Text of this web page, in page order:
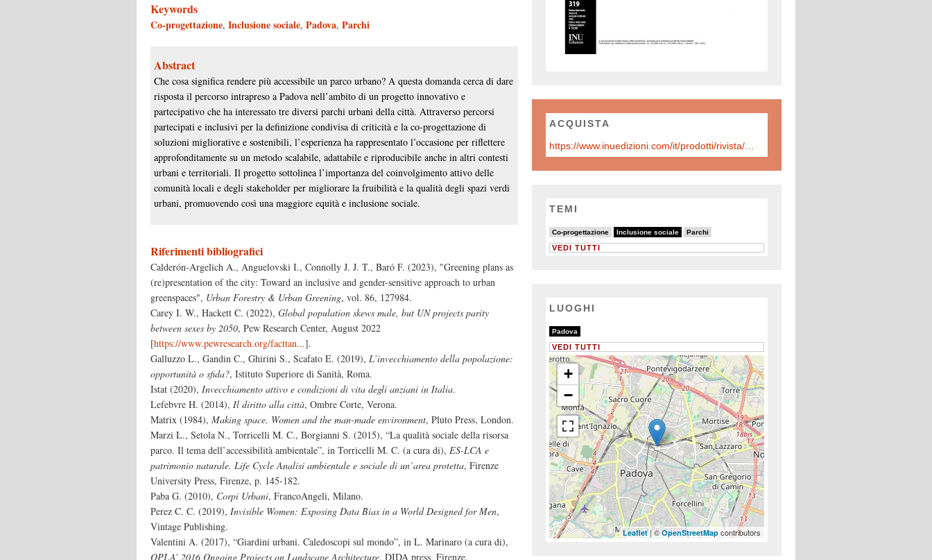
Keywords
Co-progettazione, Inclusione sociale, Padova, Parchi
Abstract
Che cosa significa rendere più accessibile un parco urbano? A questa domanda cerca di dare
risposta il percorso intrapreso a Padova nell’ambito di un progetto innovativo e
partecipativo che ha interessato tre diversi parchi urbani della città. Attraverso percorsi
partecipati e inclusivi per la definizione condivisa di criticità e la co-progettazione di
soluzioni migliorative e sostenibili, l’esperienza ha rappresentato l’occasione per riflettere
approfonditamente su un metodo scalabile, adattabile e riproducibile anche in altri contesti
urbani e territoriali. Il progetto sottolinea l’importanza del coinvolgimento attivo delle
comunità locali e degli stakeholder per migliorare la fruibilità e la qualità degli spazi verdi
urbani, promuovendo così una maggiore equità e inclusione sociale.
Riferimenti bibliografici
Calderón-Argelich A., Anguelovski I., Connolly J. J. T., Baró F. (2023), "Greening plans as
(re)presentation of the city: Toward an inclusive and gender-sensitive approach to urban
greenspaces", Urban Forestry & Urban Greening, vol. 86, 127984.
Carey I. W., Hackett C. (2022), Global population skews male, but UN projects parity
between sexes by 2050, Pew Research Center, August 2022
[https://www.pewresearch.org/facttan...].
Galluzzo L., Gandin C., Ghirini S., Scafato E. (2019), L’invecchiamento della popolazione:
opportunità o sfida?, Istituto Superiore di Sanità, Roma.
Istat (2020), Invecchiamento attivo e condizioni di vita degli anziani in Italia.
Lefebvre H. (2014), Il diritto alla città, Ombre Corte, Verona.
Matrix (1984), Making space. Women and the man-made environment, Pluto Press, London.
Marzi L., Setola N., Torricelli M. C., Borgianni S. (2015), “La qualità sociale della risorsa
parco. Il tema dell’accessibilità ambientale”, in Torricelli M. C. (a cura di), ES-LCA e
patrimonio naturale. Life Cycle Analisi ambientale e sociale di un’area protetta, Firenze
University Press, Firenze, p. 145-182.
Paba G. (2010), Corpi Urbani, FrancoAngeli, Milano.
Perez C. C. (2019), Invisible Women: Exposing Data Bias in a World Designed for Men,
Vintage Publishing.
Valentini A. (2017), “Giardini urbani. Caledoscopi sul mondo”, in L. Marinaro (a cura di),
OPLA’ 2016 Ongoing Projects on Landscape Architecture, DIDA press, Firenze.
ACQUISTA
TEMI
Co-progettazione
4/26 Inclusione sociale
26/26 Parchi
6/26
VEDI TUTTI
LUOGHI
Padova
2/2
VEDI TUTTI
+
−
Leaflet| ©OpenStreetMap contributors